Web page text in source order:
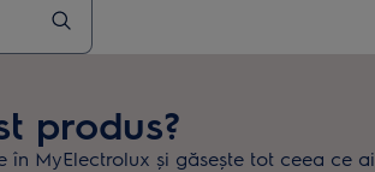
produs?
în MyElectrolux și găsește tot ceea ce ai